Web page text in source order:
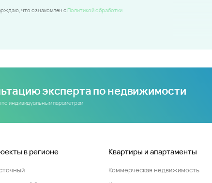
что ознакомлен c Политикой обработки
эксперта по недвижимости
индивидуальным параметрам
в регионе Квартиры и апартаменты
Коммерческая недвижимость